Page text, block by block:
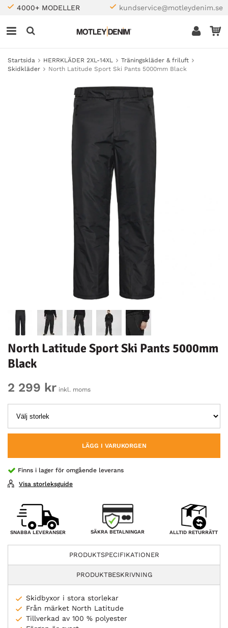
4000+ MODELLER kundservice@motleydenim.se
Startsida HERRKLÄDER 2XL-14XL
Träningskläder & friluft
Skidkläder
North Latitude Sport Ski Pants 5000mm Black
North Latitude Sport Ski Pants 5000mm
Black
2 299 kr inkl. moms
LÄGG I VARUKORGEN
Finns i lager för omgående leverans
Visa storleksguide
SNABBA LEVERANSER SÄKRA BETALNINGAR ALLTID RETURRÄTT
PRODUKTSPECIFIKATIONER
PRODUKTBESKRIVNING
Skidbyxor i stora storlekar
Från märket North Latitude
Tillverkad av 100 % polyester